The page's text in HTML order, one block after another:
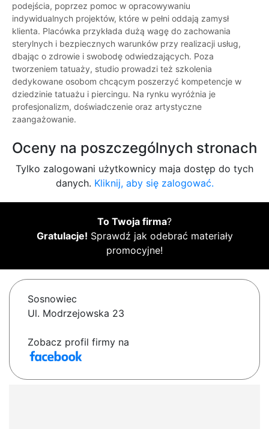
podejścia, poprzez pomoc w opracowywaniu
indywidualnych projektów, które w pełni oddają zamysł
klienta. Placówka przykłada dużą wagę do zachowania
sterylnych i bezpiecznych warunków przy realizacji usług,
dbając o zdrowie i swobodę odwiedzających. Poza
tworzeniem tatuaży, studio prowadzi też szkolenia
dedykowane osobom chcącym poszerzyć kompetencje w
dziedzinie tatuażu i piercingu. Na rynku wyróżnia je
profesjonalizm, doświadczenie oraz artystyczne
zaangażowanie.
Oceny na poszczególnych stronach
Tylko zalogowani użytkownicy maja dostęp do tych
danych. Kliknij, aby się zalogować.
To Twoja firma?
Gratulacje! Sprawdź jak odebrać materiały
promocyjne!
Sosnowiec
Ul. Modrzejowska 23
Zobacz profil firmy na